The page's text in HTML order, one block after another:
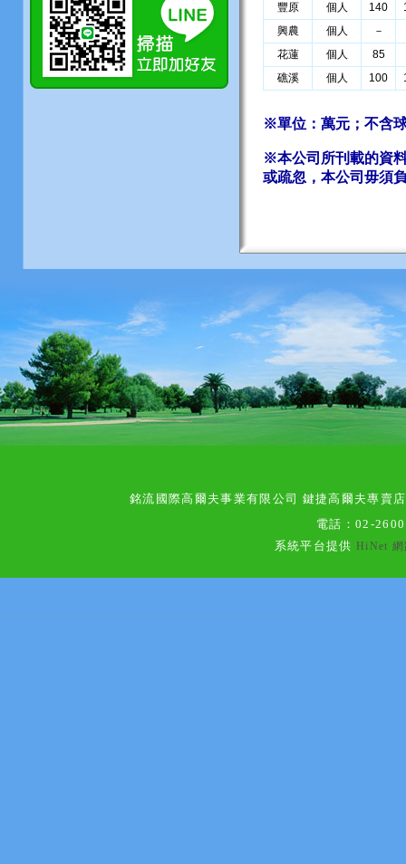
豐原
個人 140
興農
個人
－
花蓮
個人
85
礁溪
個人 100
※單位：萬元；不含
※本公司所刊載的資
或疏忽，本公司毋須
銘流國際高爾夫事業有限公司 鍵捷高爾夫專賣店
電話： 02-
系統平台提供HiNet 網